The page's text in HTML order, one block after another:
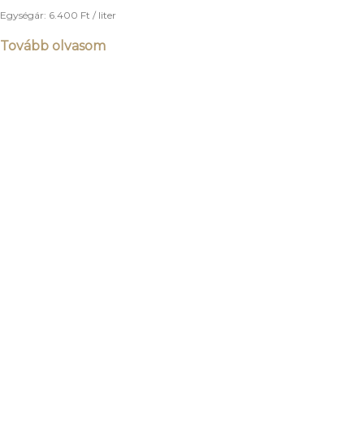
Egységár: 6.400 Ft / liter
Tovább olvasom